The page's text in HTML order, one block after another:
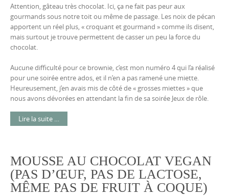
Attention, gâteau très chocolat. Ici, ça ne fait pas peur aux
gourmands sous notre toit ou même de passage. Les noix de pécan
apportent un réel plus, « croquant et gourmand » comme ils disent,
mais surtout je trouve permettent de casser un peu la force du
chocolat.
Aucune difficulté pour ce brownie, c’est mon numéro 4 qui l’a réalisé
pour une soirée entre ados, et il n’en a pas ramené une miette.
Heureusement, j’en avais mis de côté de « grosses miettes » que
nous avons dévorées en attendant la fin de sa soirée Jeux de rôle.
Lire la suite …
MOUSSE AU CHOCOLAT VEGAN
(PAS D’ŒUF, PAS DE LACTOSE,
MÊME PAS DE FRUIT À COQUE)